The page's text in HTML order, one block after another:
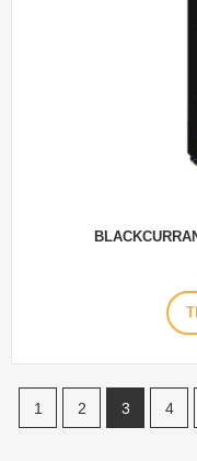
1 2 3 4